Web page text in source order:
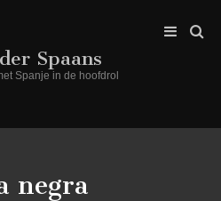
Spaans
Spanje in de hoofdrol
negra